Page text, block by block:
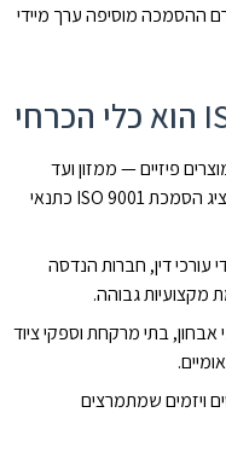
ההסמכה מוסיפה ערך מיידי
פיזיים — ממזון ועד
אלקטרוניקה — נדרש לעיתים קרובות להציג הסמכת ISO 9001 כתנאי
עורכי דין, חברות הנדסה
מקצועיות גבוהה.
אבחון, בתי מרקחת וספקי ציוד
ויזמים שמתמרצים